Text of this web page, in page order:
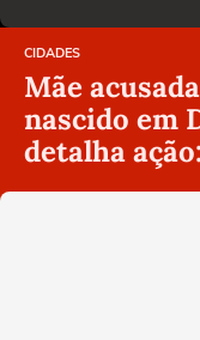
CIDADES
Mãe
nascido em
detalha